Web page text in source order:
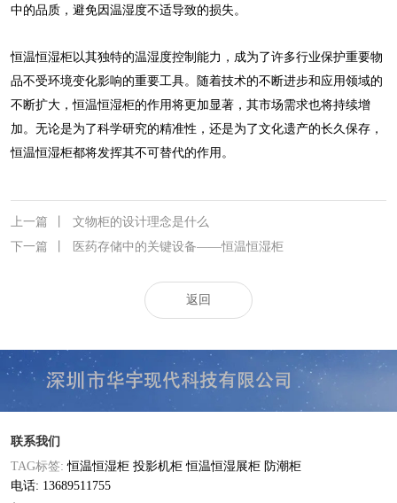
中的品质，避免因温湿度不适导致的损失。
恒温恒湿柜以其独特的温湿度控制能力，成为了许多行业保护重要物
品不受环境变化影响的重要工具。随着技术的不断进步和应用领域的
不断扩大，恒温恒湿柜的作用将更加显著，其市场需求也将持续增
加。无论是为了科学研究的精准性，还是为了文化遗产的长久保存，
恒温恒湿柜都将发挥其不可替代的作用。
上一篇
文物柜的设计理念是什么
下一篇
医药存储中的关键设备——恒温恒湿柜
返回
联系我们
TAG标签:恒温恒湿柜 投影机柜 恒温恒湿展柜 防潮柜
电话: 13689511755